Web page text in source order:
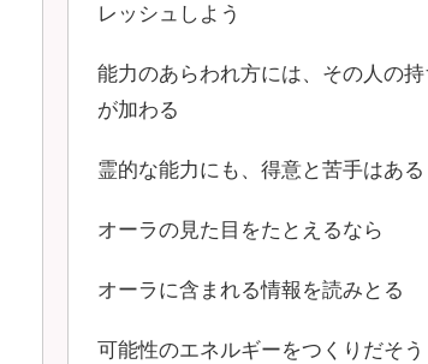
レッシュしよう
能力のあらわれ方には、その人の持
が加わる
霊的な能力にも、得意と苦手はある
オーラの見た目をたとえるなら
オーラに含まれる情報を読みとる
可能性のエネルギーをつくりだそう